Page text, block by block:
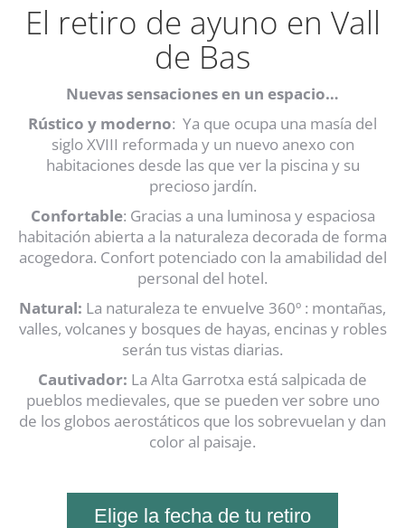
El retiro de ayuno en Vall
de Bas
Nuevas sensaciones en un espacio…
Rústico y moderno: Ya que ocupa una masía del
siglo XVIII reformada y un nuevo anexo con
habitaciones desde las que ver la piscina y su
precioso jardín.
Confortable: Gracias a una luminosa y espaciosa
habitación abierta a la naturaleza decorada de forma
acogedora. Confort potenciado con la amabilidad del
personal del hotel.
Natural: La naturaleza te envuelve 360º : montañas,
valles, volcanes y bosques de hayas, encinas y robles
serán tus vistas diarias.
Cautivador: La Alta Garrotxa está salpicada de
pueblos medievales, que se pueden ver sobre uno
de los globos aerostáticos que los sobrevuelan y dan
color al paisaje.
Elige la fecha de tu retiro